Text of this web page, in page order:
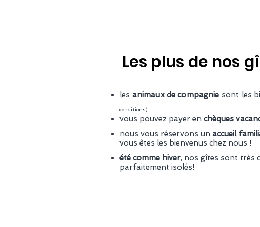
Les plus de nos
les animaux de compagnie sont les
conditions)
vous pouvez payer en chèques
nous vous réservons un accueil
vous êtes les bienvenus chez nous !
été comme hiver, nos gîtes sont très
parfaitement isolés!